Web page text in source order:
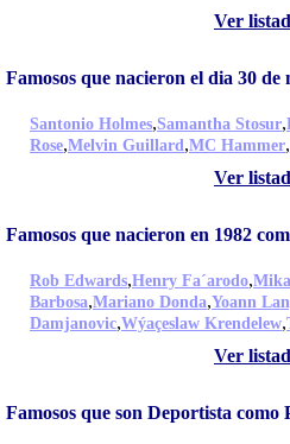
Ver
Famosos que nacieron el dia 30
Santonio Holmes,Samantha Stosur,
Rose,Melvin Guillard,MC Hammer,
Ver
Famosos que nacieron en 1982
Rob Edwards,Henry Fa´arodo,
Barbosa,Mariano Donda,Yoann
Damjanovic,Wýaçeslaw Krendelew,
Ver
Famosos que son Deportista como